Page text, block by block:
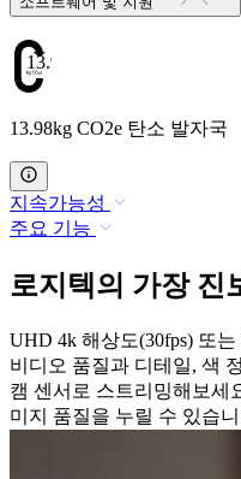
13.98
13.98kg CO2e 탄소 발자국
지속가능성
주요 기능
로지텍의 가장 진
UHD 4k 해상도(30fps) 또
비디오 품질과 디테일, 색
캠 센서로 스트리밍해보세
미지 품질을 누릴 수 있습